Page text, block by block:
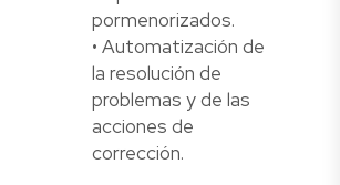
pormenorizados.
• Automatización de
la resolución de
problemas y de las
acciones de
corrección.